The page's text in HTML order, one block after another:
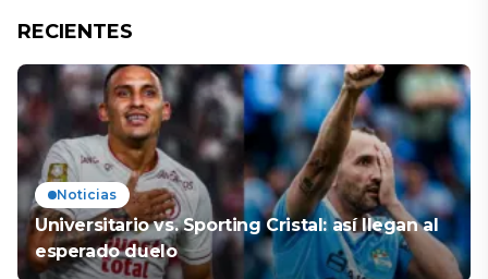
RECIENTES
Noticias
Universitario vs. Sporting Cristal: así llegan al
esperado duelo